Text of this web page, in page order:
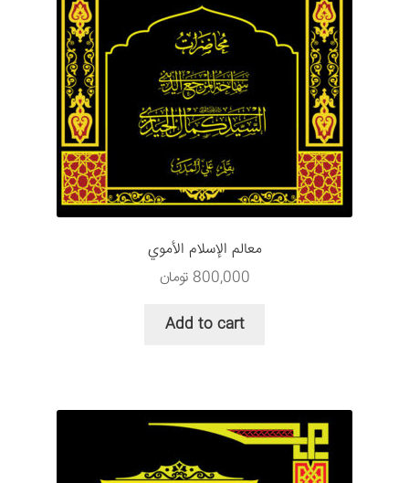
معالم الإسلام الأموي
800,000 تومان
Add to cart